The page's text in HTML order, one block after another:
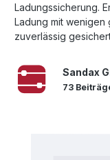
Ladungssicherung.
Ladung mit wenigen
zuverlässig
Sandax
73